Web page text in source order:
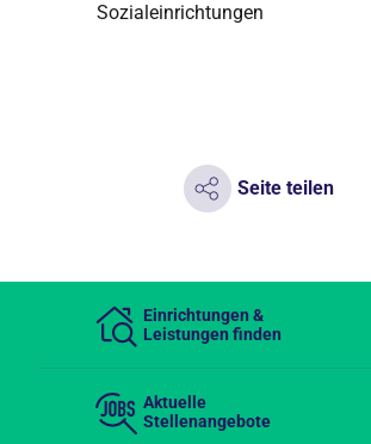
Sozialeinrichtungen
Seite teilen
Einrichtungen &
Leistungen finden
Aktuelle
Stellenangebote